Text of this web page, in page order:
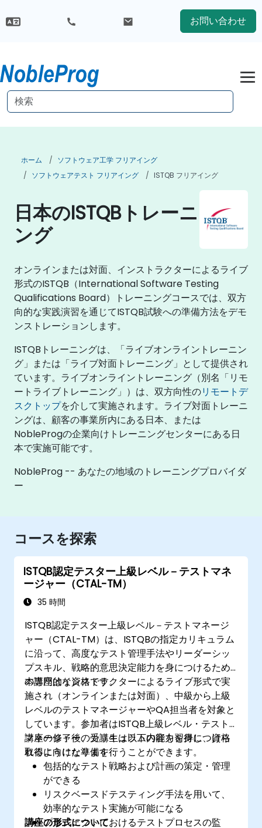
お問い合わせ
ホーム
ソフトウェア工学 フリアイング
ソフトウェアテスト フリアイング
ISTQB フリアイング
日本のISTQBトレーニ
ング
オンラインまたは対面、インストラクターによるライブ
形式のISTQB（International Software Testing
Qualifications Board）トレーニングコースでは、双方
向的な実践演習を通じてISTQB試験への準備方法をデモ
ンストレーションします。
ISTQBトレーニングは、「ライブオンライントレーニン
グ」または「ライブ対面トレーニング」として提供され
ています。ライブオンライントレーニング（別名「リモ
ートライブトレーニング」）は、双方向性のリモートデ
スクトップを介して実施されます。ライブ対面トレーニ
ングは、顧客の事業所内にある日本、または
NobleProgの企業向けトレーニングセンターにある日
本で実施可能です。
NobleProg -- あなたの地域のトレーニングプロバイダ
ー
コースを探索
ISTQB認定テスター上級レベル－テストマネ
ージャー（CTAL-TM）
35 時間
ISTQB認定テスター上級レベル－テストマネージ
ャー（CTAL-TM）は、ISTQBの指定カリキュラム
に沿って、高度なテスト管理手法やリーダーシッ
プスキル、戦略的意思決定能力を身につけるため
の専門的な資格です。
本講座はインストラクターによるライブ形式で実
施され（オンラインまたは対面）、中級から上級
レベルのテストマネージャーやQA担当者を対象と
しています。参加者はISTQB上級レベル・テスト
マネージャーのカリキュラム内容を習得し、資格
取得に向けた準備を行うことができます。
講座の修了後、受講生は以下の能力を身につけら
れるようになります：
包括的なテスト戦略および計画の策定・管理
ができる
リスクベースドテスティング手法を用いて、
効率的なテスト実施が可能になる
プロジェクトにおけるテストプロセスの監
講座の形式について